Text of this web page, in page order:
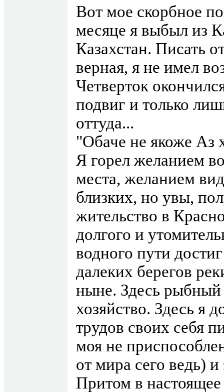
Вот мое скорбное
месяце я выбыл из
Казахстан. Писать
верная, я не имел
Четверток
подвиг и только
оттуда...
"Обаче не якоже Аз
Я горел желанием
места, желанием
близких, но увы,
жительство в
долгого и
водного пути
далеких берегов
ныне. Здесь
хозяйство. Здесь я
трудов своих себя
моя не
от мира сего ведь)
Притом в настоящее